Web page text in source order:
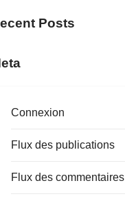
Posts
Connexion
Flux des publications
Flux des commentaires